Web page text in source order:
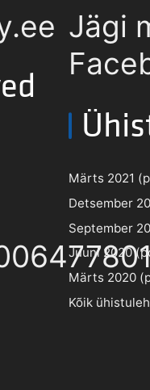
Jägi
Märts 2021
Detsember
September
Juuni 2020
Märts 2020
Kõik